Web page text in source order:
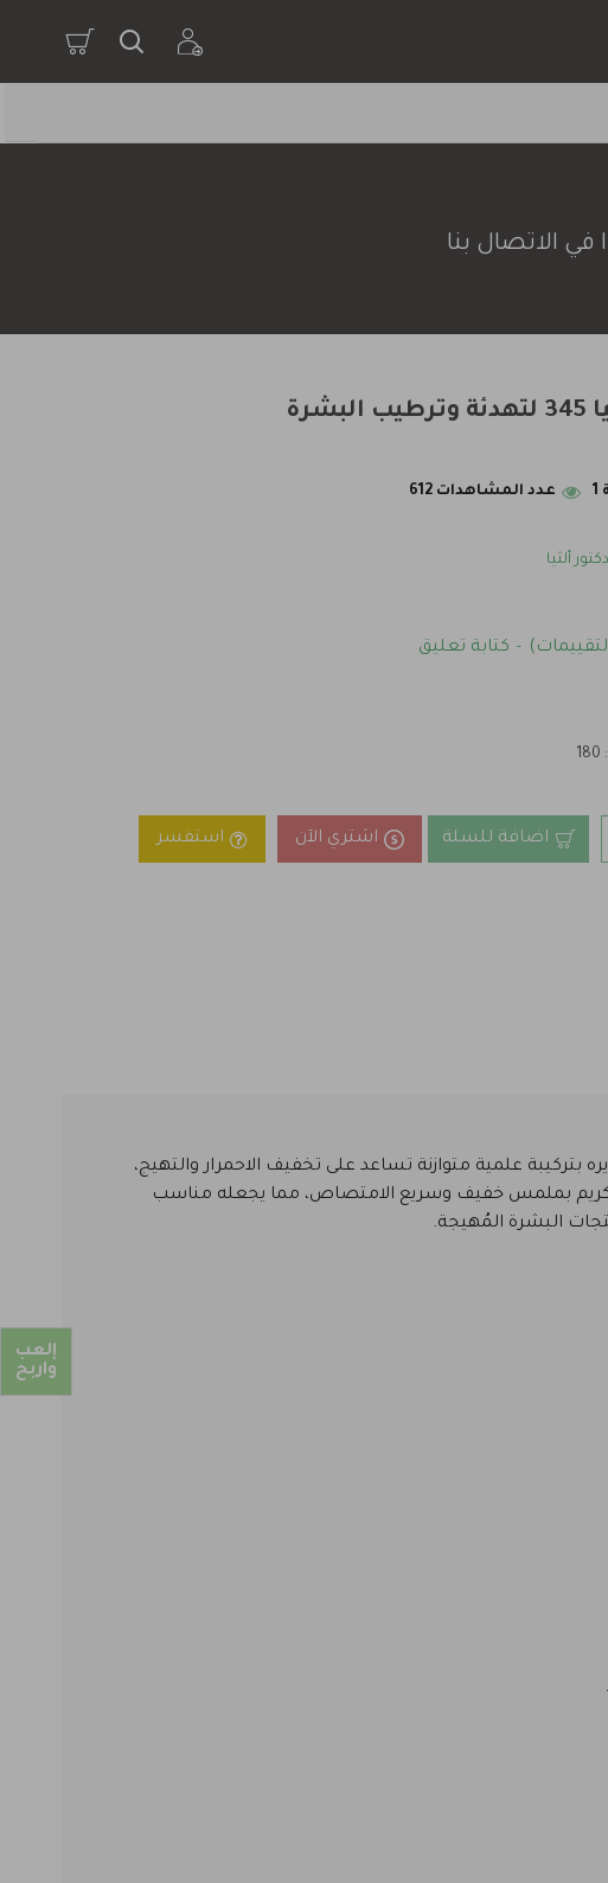
الاتصال بنا
دكتور ألثيا
عدد المشاهدات 612
- كتابة تعليق
اضافة للسلة اشتري الآن استفسر
بتركيبة علمية متوازنة تساعد على تخفيف الاحمرار والتهيج،
بملمس خفيف وسريع الامتصاص، مما يجعله مناسب
البشرة المُهيجة.
إلعب
واربح